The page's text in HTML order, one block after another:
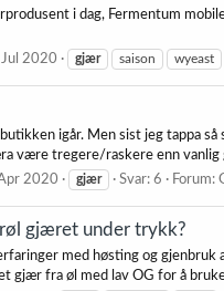
i dag, Fermentum
2020 gjær saison wyeast
igår. Men sist jeg tappa
være tregere/raskere enn
2020 gjær Svar: 6 Forum:
gjæret under trykk?
med høsting og
gjær fra øl med lav OG for å